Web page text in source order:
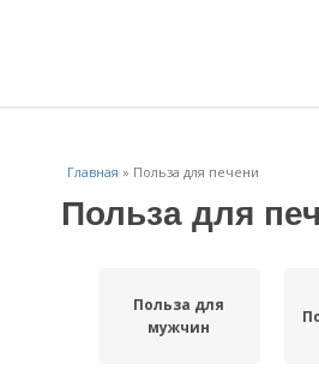
Главная » Польза для печени
Польза для
Польза для
мужчин